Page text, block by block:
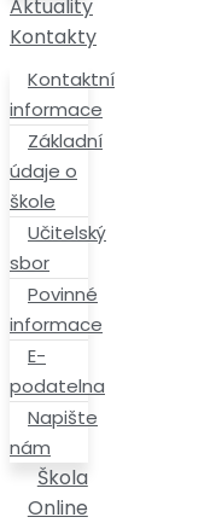
Aktuality
Kontakty
Kontaktní
informace
Základní
údaje o
škole
Učitelský
sbor
Povinné
informace
E-
podatelna
Napište
nám
Škola
Online